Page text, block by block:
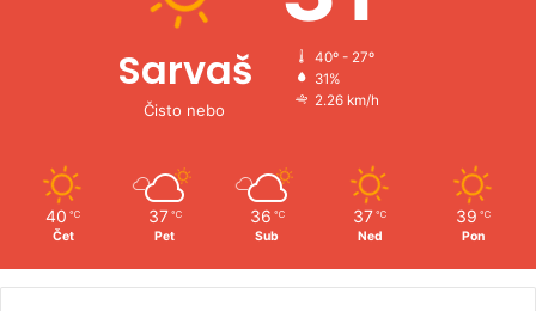
Sarvaš
Čisto nebo
40º - 27º
31%
2.26 km/h
40 ℃
Čet
37 ℃
Pet
36 ℃
Sub
37 ℃
Ned
39 ℃
Pon